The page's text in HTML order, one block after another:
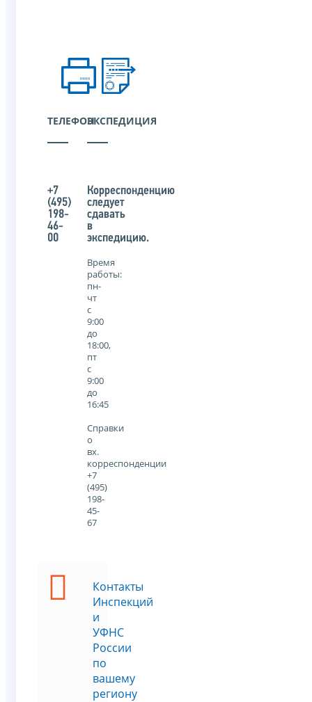
ТЕЛЕФОН
+7
(495)
198-
46-
00
ЭКСПЕДИЦИЯ
Корреспонденцию
следует
сдавать
в
экспедицию.
Время
работы:
пн-
чт
с
9:00
до
18:00,
пт
с
9:00
до
16:45
Справки
о
вх.
корреспонденции
+7
(495)
198-
45-
67
Контакты
Инспекций
и
УФНС
России
по
вашему
региону